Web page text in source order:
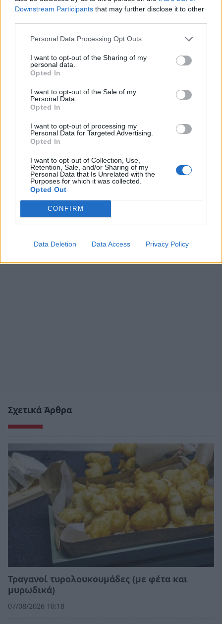
Downstream Participants that may further disclose it to other
Personal Data Processing Opt Outs
I want to opt-out of the Sharing of my
personal data.
Opted In
I want to opt-out of the Sale of my
Personal Data.
Opted In
I want to opt-out of processing my
Personal Data for Targeted Advertising.
Opted In
I want to opt-out of Collection, Use,
Retention, Sale, and/or Sharing of my
Personal Data that Is Unrelated with the
Purposes for which it was collected.
Opted Out
CONFIRM
Data Deletion Data Access Privacy Policy
μάθετε πρώτοιόλες τις ειδήσεις
ΣΥΝΤΑΓΗ ΓΑΣΤΡΟΝΟΜΙΑ ΓΑΡΙΔΕΣ
Σχετικά Άρθρα
Τραγανοί τυρολουκουμάδες (με φέτα και
μυρωδικά)
07/08/2026 10:18